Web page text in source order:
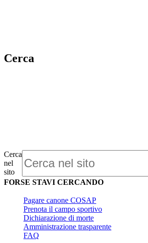
Cerca
Cerca
nel
sito
FORSE STAVI CERCANDO
Pagare canone COSAP
Prenota il campo sportivo
Dichiarazione di morte
Amministrazione trasparente
FAQ